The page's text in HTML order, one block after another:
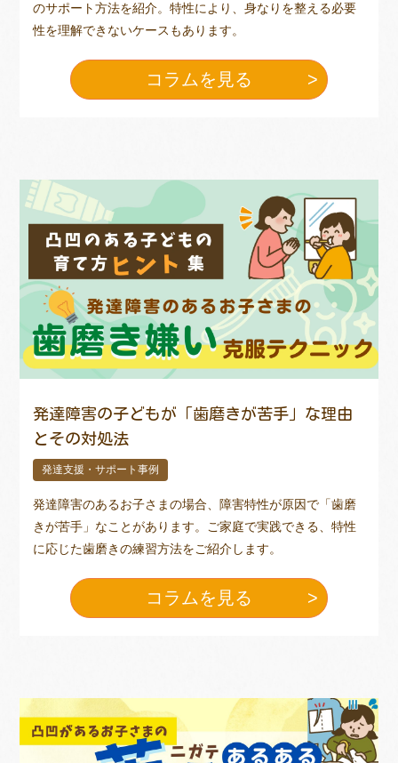
のサポート方法を紹介。特性により、身なりを整える必要
性を理解できないケースもあります。
コラムを見る
発達障害の子どもが「歯磨きが苦手」な理由
とその対処法
発達支援・サポート事例
発達障害のあるお子さまの場合、障害特性が原因で「歯磨
きが苦手」なことがあります。ご家庭で実践できる、特性
に応じた歯磨きの練習方法をご紹介します。
コラムを見る